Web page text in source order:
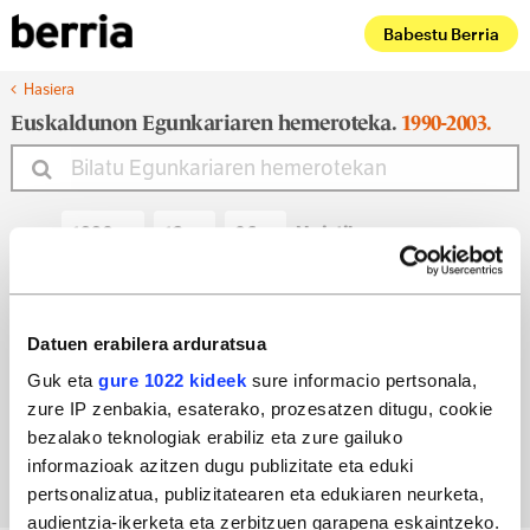
Datuen erabilera arduratsua
Guk eta gure 1022 kideek sure informacio pertsonala,
zure IP zenbakia, esaterako, prozesatzen ditugu, cookie
bezalako teknologiak erabiliz eta zure gailuko
informazioak azitzen dugu publizitate eta eduki
pertsonalizatua, publizitatearen eta edukiaren neurketa,
audientzia-ikerketa eta zerbitzuen garapena eskaintzeko.
Babestu Berria
Hasiera
Euskaldunon Egunkariaren hemeroteka. 1990-2003.
Noiztik
Noiz arte
Bilatu egun bateko edizioa